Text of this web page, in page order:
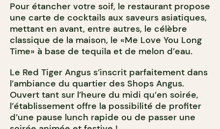
Pour étancher votre soif, le restaurant propose
une carte de cocktails aux saveurs asiatiques,
mettant en avant, entre autres, le célèbre
classique de la maison, le «Me Love You Long
Time» à base de tequila et de melon d’eau.
Le Red Tiger Angus s’inscrit parfaitement dans
l’ambiance du quartier des Shops Angus.
Ouvert tant sur l’heure du midi qu’en soirée,
l’établissement offre la possibilité de profiter
d’une pause lunch rapide ou de passer une